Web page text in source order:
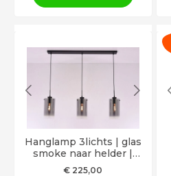
Hanglamp 3lichts | glas
smoke naar helder |
105cm
€ 225,00